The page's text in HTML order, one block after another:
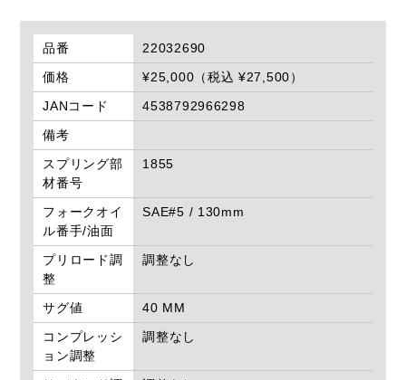
品番
22032690
価格
¥25,000（税込 ¥27,500）
JANコード
4538792966298
備考
スプリング部
材番号
1855
フォークオイ
ル番手/油面
SAE#5 / 130mm
プリロード調
整
調整なし
サグ値
40 MM
コンプレッシ
ョン調整
調整なし